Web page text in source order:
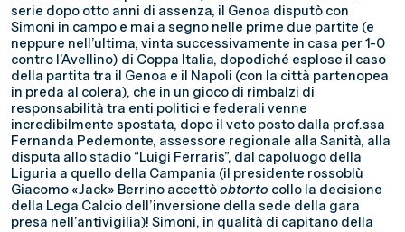
serie dopo otto anni di assenza, il Genoa disputò con
Simoni in campo e mai a segno nelle prime due partite (e
neppure nell’ultima, vinta successivamente in casa per 1-0
contro l’Avellino) di Coppa Italia, dopodiché esplose il caso
della partita tra il Genoa e il Napoli (con la città partenopea
in preda al colera), che in un gioco di rimbalzi di
responsabilità tra enti politici e federali venne
incredibilmente spostata, dopo il veto posto dalla prof.ssa
Fernanda Pedemonte, assessore regionale alla Sanità, alla
disputa allo stadio “Luigi Ferraris”, dal capoluogo della
Liguria a quello della Campania (il presidente rossoblù
Giacomo «Jack» Berrino accettòobtorto collo la decisione
della Lega Calcio dell’inversione della sede della gara
presa nell’antivigilia)! Simoni, in qualità di capitano della